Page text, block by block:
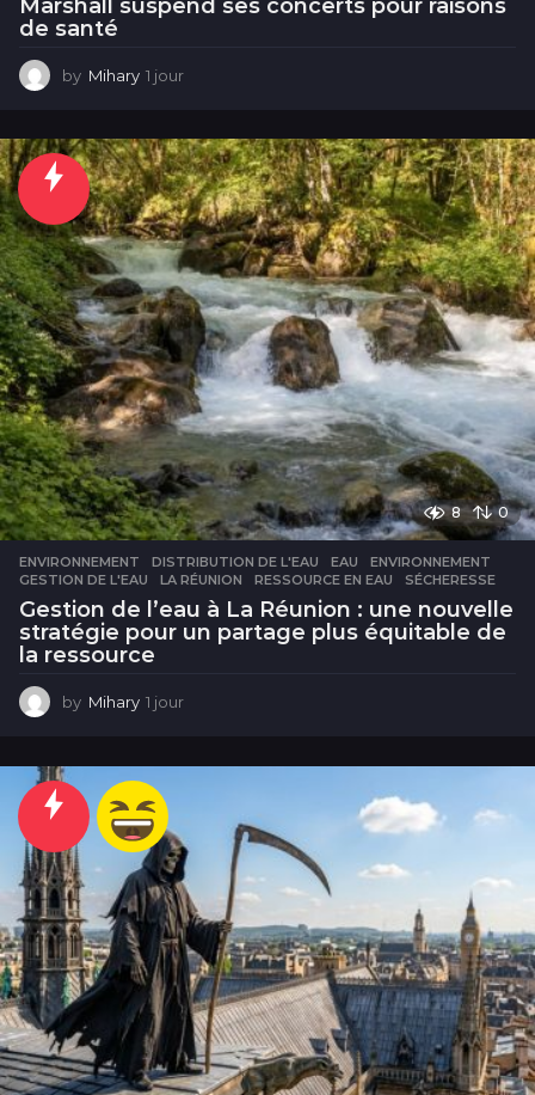
Marshall suspend ses concerts pour raisons
de santé
by Mihary 1 jour
u
r
8 0
ENVIRONNEMENT DISTRIBUTION DE L'EAU ,EAU ,ENVIRONNEMENT
GESTION DE L'EAU
,LA RÉUNION ,RESSOURCE EN EAU ,SÉCHERESSE
Gestion de l’eau à La Réunion : une nouvelle
stratégie pour un partage plus équitable de
la ressource
by Mihary 1 jour
u